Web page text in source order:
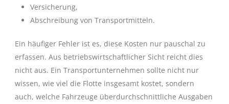
Versicherung,
Abschreibung von Transportmitteln.
Ein häufiger Fehler ist es, diese Kosten nur pauschal zu
erfassen. Aus betriebswirtschaftlicher Sicht reicht dies
nicht aus. Ein Transportunternehmen sollte nicht nur
wissen, wie viel die Flotte insgesamt kostet, sondern
auch, welche Fahrzeuge überdurchschnittliche Ausgaben